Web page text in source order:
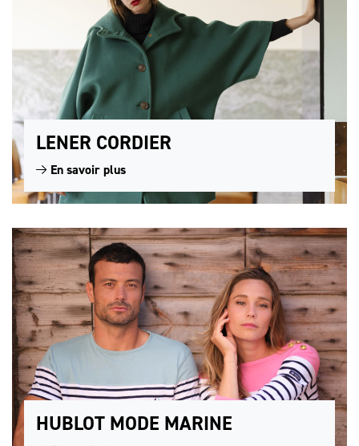
LENER CORDIER
En savoir plus
HUBLOT MODE MARINE